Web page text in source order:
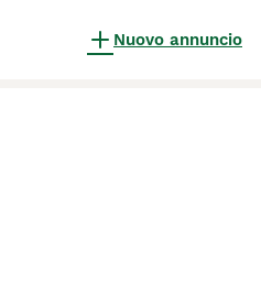
Nuovo annuncio